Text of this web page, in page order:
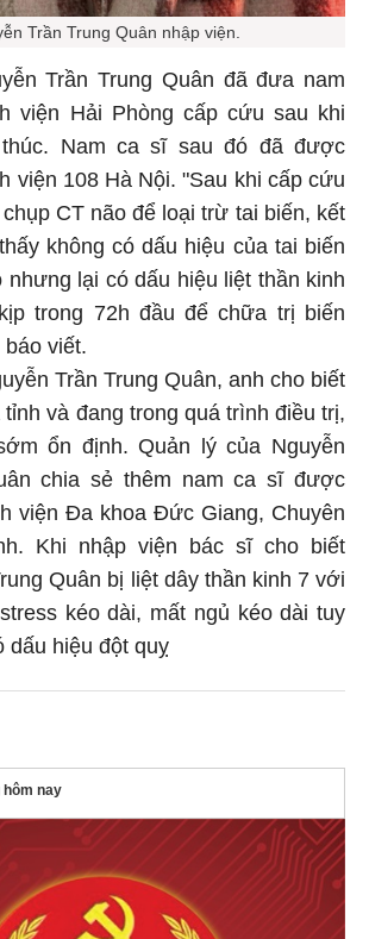
Trần Trung Quân nhập viện.
Trần Trung Quân đã đưa nam
viện Hải Phòng cấp cứu sau khi
Nam ca sĩ sau đó đã được
viện 108 Hà Nội. "Sau khi cấp cứu
CT não để loại trừ tai biến, kết
không có dấu hiệu của tai biến
nhưng lại có dấu hiệu liệt thần kinh
trong 72h đầu để chữa trị biến
viết.
Trần Trung Quân, anh cho biết
và đang trong quá trình điều trị,
ổn định. Quản lý của Nguyễn
chia sẻ thêm nam ca sĩ được
viện Đa khoa Đức Giang, Chuyên
Khi nhập viện bác sĩ cho biết
Quân bị liệt dây thần kinh 7 với
kéo dài, mất ngủ kéo dài tuy
dấu hiệu đột quỵ
hôm nay